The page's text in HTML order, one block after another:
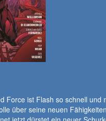
Force ist Flash so schnell und
über seine neuen